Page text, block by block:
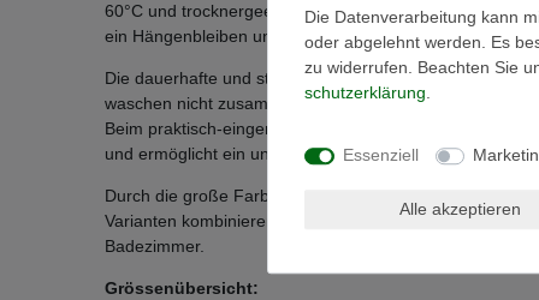
60°C und trocknergeeignet. Der verarbeitete
ein Hängenbleiben und Ziehen von Fäden durch spitze
Die dauerhafte und stabile Form zeichnet das BIO
waschen nicht zusammenzieht - hohe
Beim praktisch-eingenähten Kordelaufhänger sorgt
und ermöglicht ein unkompliziertes Aufhängen am
Durch die große Farbauswahl lassen sich unsere BIO
Varianten kombinieren. Mit unseren BIO Handtüchern
Badezimmer.
Grössenübersicht:
Die Datenverarbeitung kann
oder abgelehnt werden. Es
zu widerrufen. Beachten Sie
schutz­erklärung
Essenziell
Alle akzeptieren